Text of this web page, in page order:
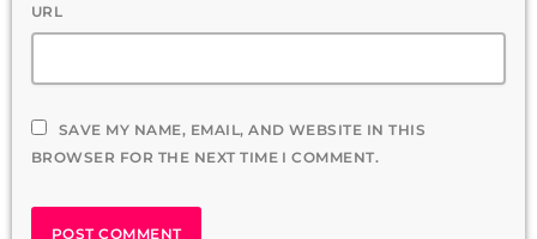
URL
SAVE MY NAME, EMAIL, AND WEBSITE IN THIS
BROWSER FOR THE NEXT TIME I COMMENT.